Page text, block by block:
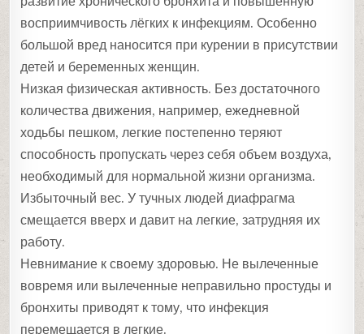
восприимчивость лёгких к инфекциям. Особенно
большой вред наносится при курении в присутствии
детей и беременных женщин.
Низкая физическая активность. Без достаточного
количества движения, например, ежедневной
ходьбы пешком, легкие постепенно теряют
способность пропускать через себя объем воздуха,
необходимый для нормальной жизни организма.
Избыточный вес. У тучных людей диафрагма
смещается вверх и давит на легкие, затрудняя их
работу.
Невнимание к своему здоровью. Не вылеченные
вовремя или вылеченные неправильно простуды и
бронхиты приводят к тому, что инфекция
перемещается в легкие.